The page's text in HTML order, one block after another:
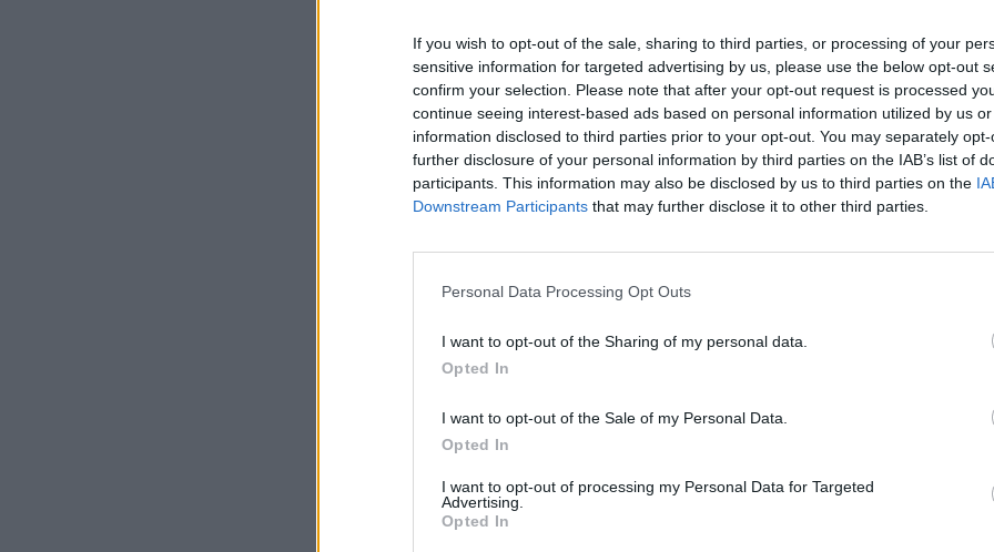
If you wish to opt-out of the sale, sharing to third parties, or processing of your
sensitive information for targeted advertising by us, please use the below opt-out
confirm your selection. Please note that after your opt-out request is processed
continue seeing interest-based ads based on personal information utilized by us
information disclosed to third parties prior to your opt-out. You may separately
further disclosure of your personal information by third parties on the IAB’s list of
participants. This information may also be disclosed by us to third parties on the
Downstream Participants that may further disclose it to other third parties.
Personal Data Processing Opt Outs
I want to opt-out of the Sharing of my personal data.
Opted In
I want to opt-out of the Sale of my Personal Data.
Opted In
I want to opt-out of processing my Personal Data for Targeted
Advertising.
Opted In
πραγματικά με κουκλάκι.
«Γεια Instagram, άργησα μόλις 10 χρόνια αλλά να ‘μαι. Ο
Gram. Είμαι εδώ για να σας συστήσω τη Wednesday G.
Μείνετε ασφαλείς, Rupert». Αυτό έγραφε το caption της
φωτογραφίας του και πραγματικά μας έφτιαξε τη μέρα.
λιγότερο από ένα 24ωρο η φωτογραφία του είχε
πάνω από ενάμιση εκατομμύριο likes.